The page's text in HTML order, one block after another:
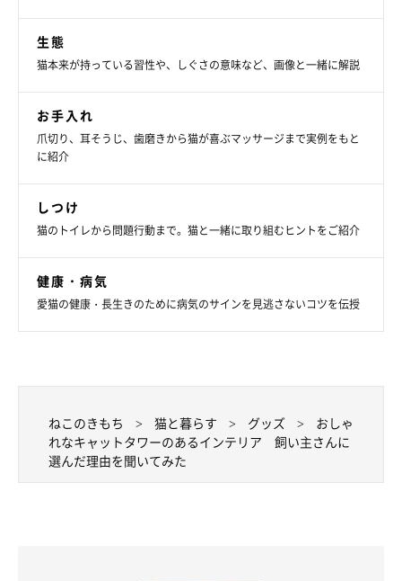
生態
猫本来が持っている習性や、しぐさの意味など、画像と一緒に解説
お手入れ
爪切り、耳そうじ、歯磨きから猫が喜ぶマッサージまで実例をもと
に紹介
しつけ
猫のトイレから問題行動まで。猫と一緒に取り組むヒントをご紹介
健康・病気
愛猫の健康・長生きのために病気のサインを見逃さないコツを伝授
ねこのきもち 猫と暮らす グッズ
おしゃ
れなキャットタワーのあるインテリア 飼い主さんに
選んだ理由を聞いてみた